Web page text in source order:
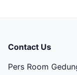
Contact Us
Pers Room